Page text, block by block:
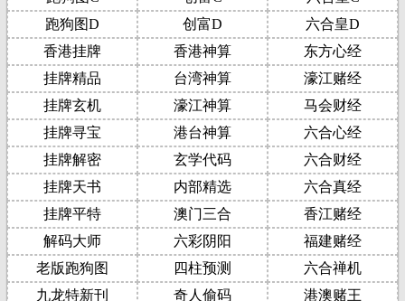
跑狗图D
创富D
六合皇D
香港挂牌
香港神算
东方心经
挂牌精品
台湾神算
濠江赌经
挂牌玄机
濠江神算
马会财经
挂牌寻宝
港台神算
六合心经
挂牌解密
玄学代码
六合财经
挂牌天书
内部精选
六合真经
挂牌平特
澳门三合
香江赌经
解码大师
六彩阴阳
福建赌经
老版跑狗图
四柱预测
六合禅机
九龙特新刊
奇人偷码 港澳赌王